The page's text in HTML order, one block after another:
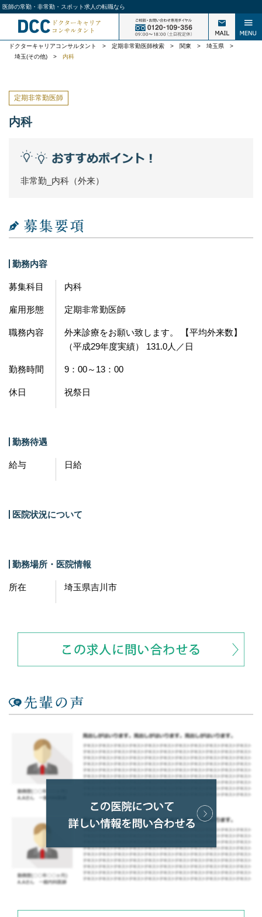
医師の常勤・非常勤・スポット求人の転職なら
ドクターキャリアコンサルタント > 定期非常勤医師検索 > 関東 > 埼玉県 >
埼玉(その他) > 内科
定期非常勤医師
内科
非常勤_内科（外来）
勤務内容
募集科目 内科
雇用形態 定期非常勤医師
職務内容
外来診療をお願い致します。 【平均外来数】
（平成29年度実績） 131.0人／日
勤務時間 9：00～13：00
休日 祝祭日
勤務待遇
給与 日給
医院状況について
勤務場所・医院情報
所在 埼玉県吉川市